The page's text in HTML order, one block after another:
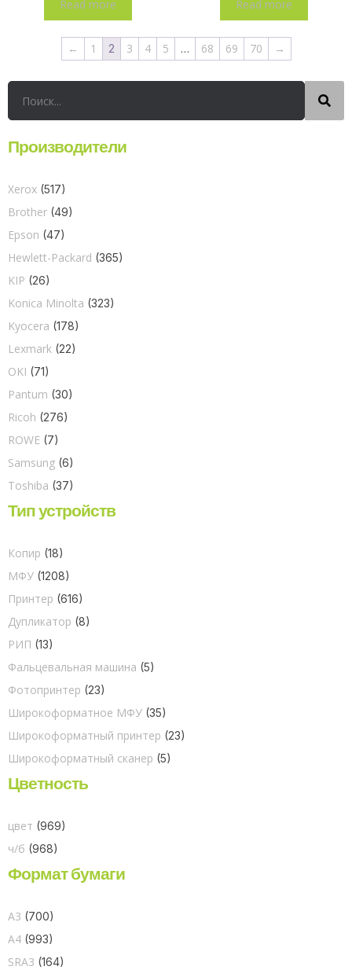
Read more Read more
← 1 2 3 4 5 … 68 69 70 →
Производители
Xerox (517)
Brother (49)
Epson (47)
Hewlett-Packard (365)
KIP (26)
Konica Minolta (323)
Kyocera (178)
Lexmark (22)
OKI (71)
Pantum (30)
Ricoh (276)
ROWE (7)
Samsung (6)
Toshiba (37)
Тип устройств
Копир (18)
МФУ (1208)
Принтер (616)
Дупликатор (8)
РИП (13)
Фальцевальная машина (5)
Фотопринтер (23)
Широкоформатное МФУ (35)
Широкоформатный принтер (23)
Широкоформатный сканер (5)
Цветность
цвет (969)
ч/б (968)
Формат бумаги
A3 (700)
A4 (993)
SRA3 (164)